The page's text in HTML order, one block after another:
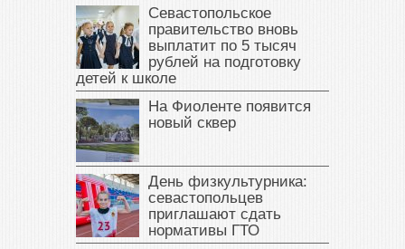
Севастопольское
правительство вновь
выплатит по 5 тысяч
рублей на подготовку
детей к школе
На Фиоленте появится
новый сквер
День физкультурника:
севастопольцев
приглашают сдать
нормативы ГТО